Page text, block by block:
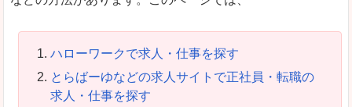
ハローワークで求人・仕事を探す
とらばーゆなどの求人サイトで正社員・転職の
求人・仕事を探す